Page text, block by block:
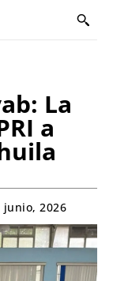
La
a
junio, 2026